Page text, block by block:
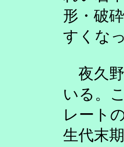
形・破
すくな
夜久野
いる。
レート
生代末